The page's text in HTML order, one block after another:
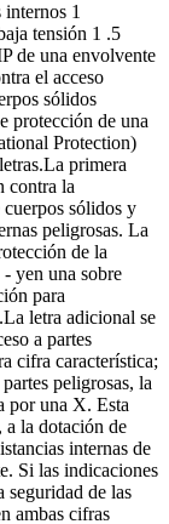
internos 1
tensión 1 .5
de una envolvente
el acceso
sólidos
protección de una
Protection)
primera
contra la
sólidos y
peligrosas. La
de la
yen una sobre
para
letra adicional se
a partes
cifra característica;
peligrosas, la
por una X. Esta
a la dotación de
internas de
Si las indicaciones
seguridad de las
ambas cifras